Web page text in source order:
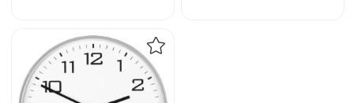
DODAJ
NA